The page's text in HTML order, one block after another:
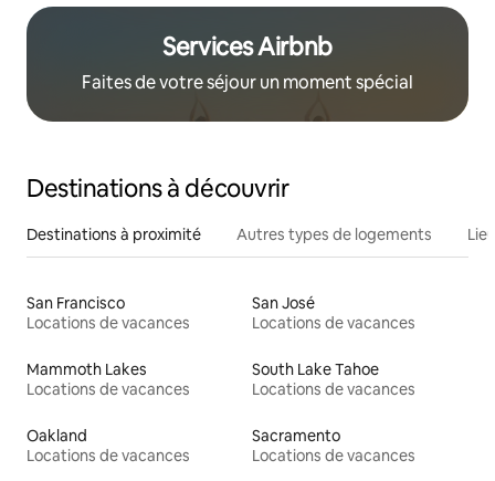
Services Airbnb
Faites de votre séjour un moment spécial
Destinations à découvrir
Destinations à proximité Autres types de logements
San Francisco
Locations de vacances
San José
Locations de vacances
Mammoth Lakes
Locations de vacances
South Lake Tahoe
Locations de vacances
Oakland
Locations de vacances
Sacramento
Locations de vacances